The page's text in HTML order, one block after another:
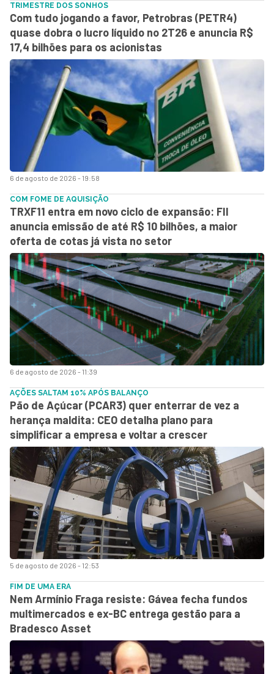
6 de agosto de 2026 - 19:58
TRIMESTRE DOS SONHOS
Com tudo jogando a favor, Petrobras (PETR4)
quase dobra o lucro líquido no 2T26 e anuncia R$
17,4 bilhões para os acionistas
6 de agosto de 2026 - 11:39
COM FOME DE AQUISIÇÃO
TRXF11 entra em novo ciclo de expansão: FII
anuncia emissão de até R$ 10 bilhões, a maior
oferta de cotas já vista no setor
5 de agosto de 2026 - 12:53
AÇÕES SALTAM 10% APÓS BALANÇO
Pão de Açúcar (PCAR3) quer enterrar de vez a
herança maldita: CEO detalha plano para
simplificar a empresa e voltar a crescer
FIM DE UMA ERA
Nem Armínio Fraga resiste: Gávea fecha fundos
multimercados e ex-BC entrega gestão para a
Bradesco Asset